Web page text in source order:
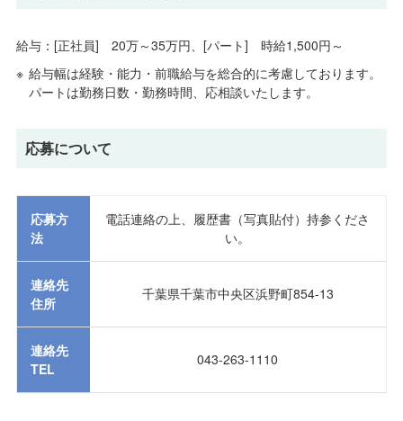
給与：[正社員] 20万～35万円、[パート] 時給1,500円～
給与幅は経験・能力・前職給与を総合的に考慮しております。
パートは勤務日数・勤務時間、応相談いたします。
応募について
応募方
法
電話連絡の上、履歴書（写真貼付）持参くださ
い。
連絡先
住所
千葉県千葉市中央区浜野町854-13
連絡先
TEL
043-263-1110